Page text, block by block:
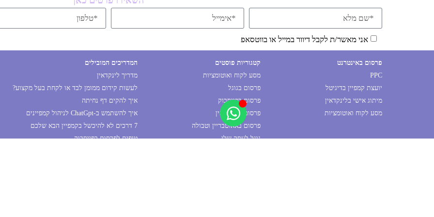
אני מאשר/ת לקבל דיוור במייל או בווטסאפ
פרסום באינטרנט
PPC
יועצת קמפיין בדיגיטל
מיתוג אישי בלינקדאין
מסע לקוח ואוטומציות
קטגוריות פוסטים
מסע לקוח ואוטומציות
פרסום בגוגל
פרסום בפייסבוק
פרסום בלינקדאין
פרסום באאוטבריין וטבולה
גוגל לעסק שלי
המדריכים המובילים
מדריך לינקדאין
לעשות קידום ממומן לבד או לקחת בעל מקצוע?
איך להקים דף נחיתה
איך להשתמש ב-ChatGpt לניהול קמפיינים
7 דרכים לא להיכשל בקמפיין הבא שלכם
טיפים לפרסום בפייסבוק